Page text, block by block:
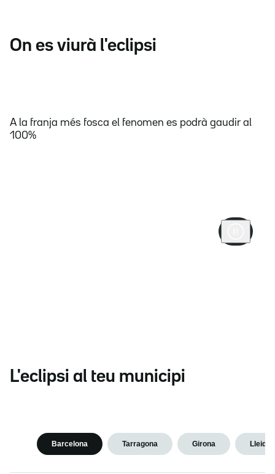
On es viurà l'eclipsi
A la franja més fosca el fenomen es podrà gaudir al
100%
L'eclipsi al teu municipi
Barcelona Tarragona Girona Lleida